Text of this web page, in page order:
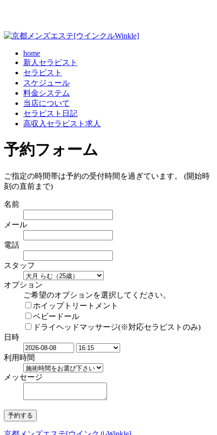
home
新人セラピスト
セラピスト
スケジュール
料金システム
当店について
セラピスト日記
高収入セラピスト求人
予約フォーム
ご指定の時間帯は予約の受付時間を過ぎています。 (開始時
刻の直前まで)
名前
メール
電話
スタッフ
オプション
ご希望のオプションを選択してください。
ホイップトリートメント
ベビードール
ドライヘッドマッサージ(※対応セラピストのみ)
日時
利用時間
メッセージ